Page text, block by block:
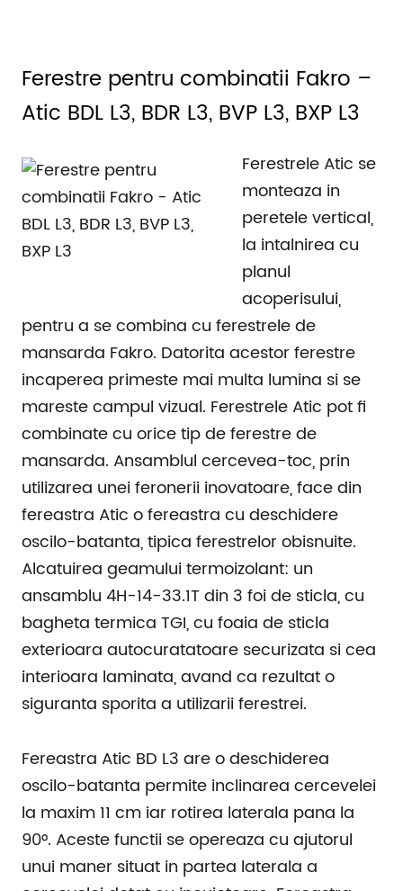
Ferestre pentru combinatii Fakro –
Atic BDL L3, BDR L3, BVP L3, BXP L3
Ferestrele Atic se
monteaza in
peretele vertical,
la intalnirea cu
planul
acoperisului,
pentru a se combina cu ferestrele de
mansarda Fakro. Datorita acestor ferestre
incaperea primeste mai multa lumina si se
mareste campul vizual. Ferestrele Atic pot fi
combinate cu orice tip de ferestre de
mansarda. Ansamblul cercevea-toc, prin
utilizarea unei feronerii inovatoare, face din
fereastra Atic o fereastra cu deschidere
oscilo-batanta, tipica ferestrelor obisnuite.
Alcatuirea geamului termoizolant: un
ansamblu 4H-14-33.1T din 3 foi de sticla, cu
bagheta termica TGI, cu foaia de sticla
exterioara autocuratatoare securizata si cea
interioara laminata, avand ca rezultat o
siguranta sporita a utilizarii ferestrei.
Fereastra Atic BD L3 are o deschiderea
oscilo-batanta permite inclinarea cercevelei
la maxim 11 cm iar rotirea laterala pana la
90°. Aceste functii se opereaza cu ajutorul
unui maner situat in partea laterala a